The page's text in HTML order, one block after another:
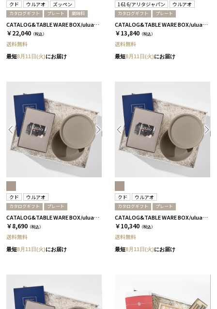
クド ウルアオ ズッペン
カタログギフト プレート 調味料
CATALOG&TABLE WARE BOX/uluao/9°/白無垢&茶大色/全5種 ザグーアン
￥22,040 （税込）
送料無料
最短8月11日(火)にお届け
1616/アリタジャパン ウルアオ
カタログギフト プレート
CATALOG&TABLE WARE BOX/uluao/パレスプレート220 2枚セット/全5種 バジーリア
￥13,840 （税込）
送料無料
最短8月11日(火)にお届け
クド ウルアオ
カタログギフト プレート
CATALOG&TABLE WARE BOX/uluao/9°/茶大色/全5種 フロレンツィア
￥8,690 （税込）
送料無料
最短8月11日(火)にお届け
クド ウルアオ
カタログギフト プレート
CATALOG&TABLE WARE BOX/uluao/9°/茶大色/全5種 バジーリア
￥10,340 （税込）
送料無料
最短8月11日(火)にお届け